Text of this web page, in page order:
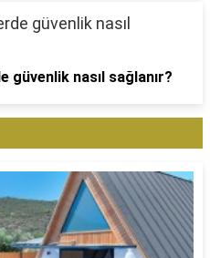
nasıl sağlanır?